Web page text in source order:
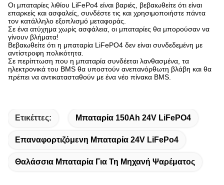
Οι μπαταρίες λιθίου LiFePo4 είναι βαριές, βεβαιωθείτε ότι είναι
επαρκείς και ασφαλείς, συνδέστε τις και χρησιμοποιήστε πάντα
τον κατάλληλο εξοπλισμό μεταφοράς.
Σε ένα ατύχημα χωρίς ασφάλεια, οι μπαταρίες θα μπορούσαν να
γίνουν βλήματα!
Βεβαιωθείτε ότι η μπαταρία LiFePO4 δεν είναι συνδεδεμένη με
αντίστροφη πολικότητα.
Σε περίπτωση που η μπαταρία συνδέεται λανθασμένα, τα
ηλεκτρονικά του BMS θα υποστούν ανεπανόρθωτη βλάβη και θα
πρέπει να αντικατασταθούν με ένα νέο πίνακα BMS.
Ετικέττες: Μπαταρία 150Ah 24V LiFePO4
Επαναφορτιζόμενη Μπαταρία 24V LiFePo4
Θαλάσσια Μπαταρία Για Τη Μηχανή Ψαρέματος